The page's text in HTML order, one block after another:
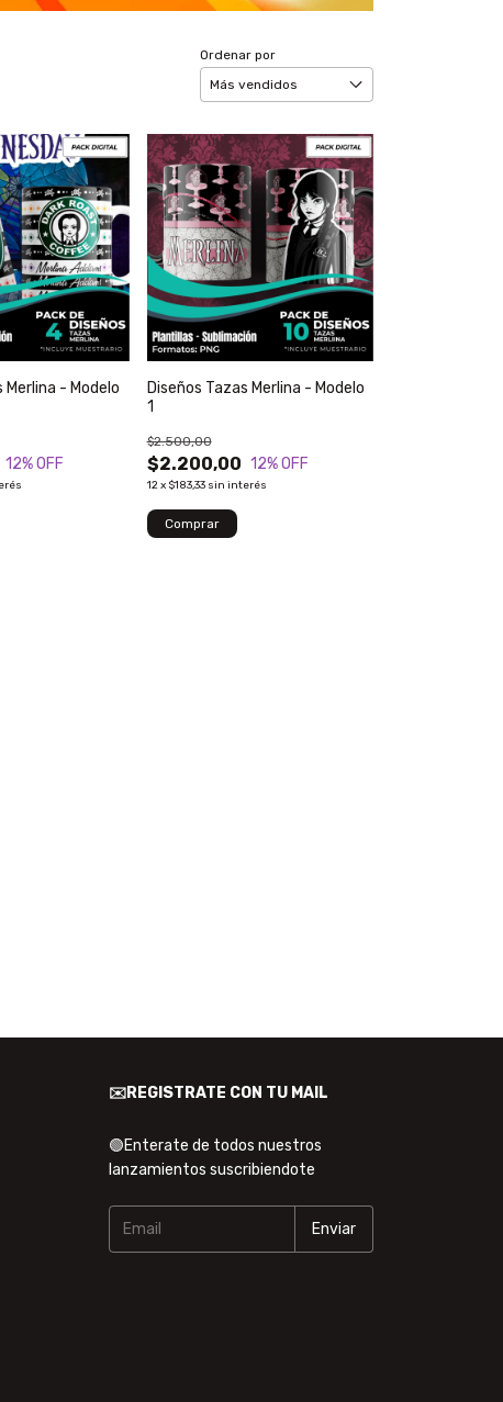
Ordenar por
Merlina - Modelo
12% OFF
Diseños Tazas Merlina - Modelo
1
$2.200,00
$2.500,00
12% OFF
12 x $183,33 sin interés
✉️REGISTRATE CON TU MAIL
🟢Enterate de todos nuestros
lanzamientos suscribiendote